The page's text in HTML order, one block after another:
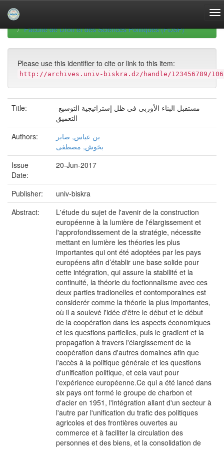
navigationUniversity of Biskra Repository
Faculté de Droit et des Sciences Politiques (FDSP)
Please use this identifier to cite or link to this item:
http://archives.univ-biskra.dz/handle/123456789/
Title:
مستقبل البناء الأوربي في ظل إستراتيجية التوسيع-
التعميق
Authors:
بن عباس, صابر
بخوش, مصطفى
Issue
Date:
20-Jun-2017
Publisher:
univ-biskra
Abstract:
L'étude du sujet de l'avenir de la construction
européenne à la lumière de l'élargissement et
l'approfondissement de la stratégie, nécessite
mettant en lumière les théories les plus
importantes qui ont été adoptées par les pays
européens afin d’établir une base solide pour
cette intégration, qui assure la stabilité et la
continuité, la théorie du foctionnalisme avec ces
deux parties tradionelles et contomporaines est
considerér comme la théorie la plus importantes,
où il a soulevé l'idée d'être le début et le début
de la coopération dans les aspects économiques
et les questions partielles, puis le gradient et la
propagation à travers l'élargissement de la
coopération dans d'autres domaines afin que
l'accès à la politique générale et les questions
d'unification politique, et cela vaut pour
l'expérience européenne.Ce qui a été lancé dans
six pays ont formé le groupe de charbon et
d'acier en 1951, l'intégration allant d'un secteur à
l'autre par l'unification du trafic des politiques
agricoles et des frontières ouvertes au
commerce et à faciliter la circulation des
personnes et des biens, et la consolidation de